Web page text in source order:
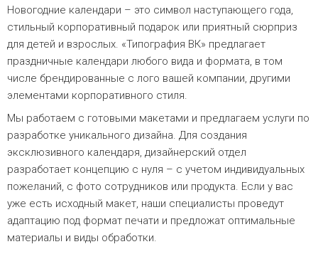
Новогодние календари – это символ наступающего года,
стильный корпоративный подарок или приятный сюрприз
для детей и взрослых. «Типография ВК» предлагает
праздничные календари любого вида и формата, в том
числе брендированные с лого вашей компании, другими
элементами корпоративного стиля.
Мы работаем с готовыми макетами и предлагаем услуги по
разработке уникального дизайна. Для создания
эксклюзивного календаря, дизайнерский отдел
разработает концепцию с нуля – с учетом индивидуальных
пожеланий, с фото сотрудников или продукта. Если у вас
уже есть исходный макет, наши специалисты проведут
адаптацию под формат печати и предложат оптимальные
материалы и виды обработки.